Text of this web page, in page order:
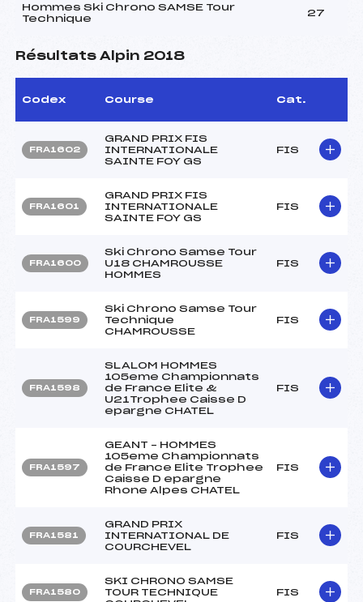
Hommes Ski Chrono SAMSE Tour
Technique
27
Résultats Alpin 2018
Codex Course Cat.
FRA1602
GRAND PRIX FIS
INTERNATIONALE
SAINTE FOY GS
FIS
FRA1601
GRAND PRIX FIS
INTERNATIONALE
SAINTE FOY GS
FIS
FRA1600
Ski Chrono Samse Tour
U18 CHAMROUSSE
HOMMES
FIS
FRA1599
Ski Chrono Samse Tour
Technique
CHAMROUSSE
FIS
FRA1598
SLALOM HOMMES
105eme Championnats
de France Elite &
U21Trophee Caisse D
epargne CHATEL
FIS
FRA1597
GEANT – HOMMES
105eme Championnats
de France Elite Trophee
Caisse D epargne
Rhone Alpes CHATEL
FIS
FRA1581
GRAND PRIX
INTERNATIONAL DE
COURCHEVEL
FIS
FRA1580
SKI CHRONO SAMSE
TOUR TECHNIQUE
FIS